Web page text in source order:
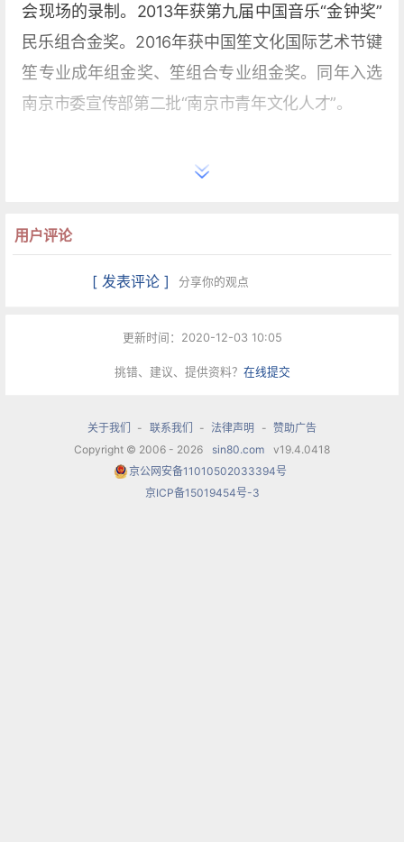
会现场的录制。2013年获第九届中国音乐“金钟奖”
民乐组合金奖。2016年获中国笙文化国际艺术节键
笙专业成年组金奖、笙组合专业组金奖。同年入选
南京市委宣传部第二批“南京市青年文化人才”。
用户评论
[ 发表评论 ] 分享你的观点
更新时间：2020-12-03 10:05
挑错、建议、提供资料？ 在线提交
关于我们 - 联系我们 - 法律声明 - 赞助广告
Copyright © 2006 - 2026
sin80.com
v19.4.0418
京公网安备11010502033394号
京ICP备15019454号-3